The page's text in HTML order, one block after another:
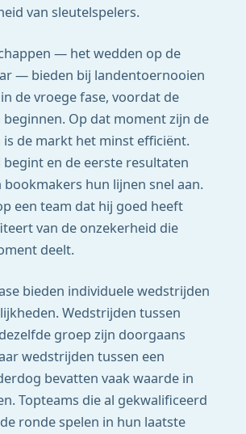
van sleutelspelers.
— het wedden op de
— bieden bij landentoernooien
de vroege fase, voordat de
Op dat moment zijn de
de markt het minst efficiënt.
en de eerste resultaten
bookmakers hun lijnen snel aan.
een team dat hij goed heeft
van de onzekerheid die
deelt.
bieden individuele wedstrijden
Wedstrijden tussen
groep zijn doorgaans
wedstrijden tussen een
bevatten vaak waarde in
Topteams die al gekwalificeerd
ronde spelen in hun laatste